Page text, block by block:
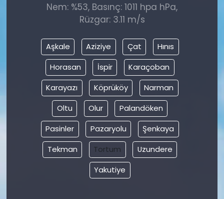
Nem: %53, Basınç: 1011 hpa hPa,
Rüzgar: 3.11 m/s
Aşkale Aziziye Çat
Hınıs
Horasan
İspir
Karaçoban
Karayazı
Köprüköy
Narman
Oltu
Olur
Palandöken
Pasinler
Pazaryolu
Şenkaya
Tekman
Tortum
Uzundere
Yakutiye